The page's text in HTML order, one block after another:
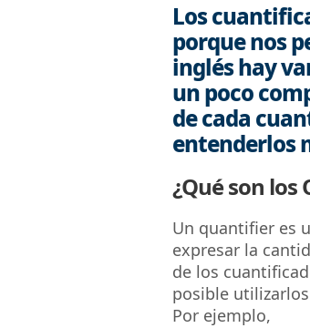
Los
porque nos
inglés hay
un poco
de cada
entenderlos
¿Qué son los
Un quantifier es
expresar la
de los
posible
Por ejemplo,